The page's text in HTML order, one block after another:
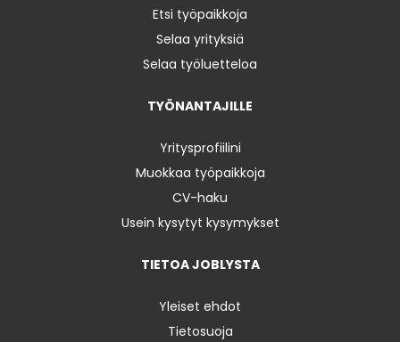
Etsi työpaikkoja
Selaa yrityksiä
Selaa työluetteloa
TYÖNANTAJILLE
Yritysprofiilini
Muokkaa työpaikkoja
CV-haku
Usein kysytyt kysymykset
TIETOA JOBLYSTA
Yleiset ehdot
Tietosuoja